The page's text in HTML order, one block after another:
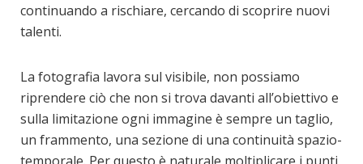
continuando a rischiare, cercando di scoprire nuovi
talenti.
La fotografia lavora sul visibile, non possiamo
riprendere ciò che non si trova davanti all’obiettivo e
sulla limitazione ogni immagine è sempre un taglio,
un frammento, una sezione di una continuità spazio-